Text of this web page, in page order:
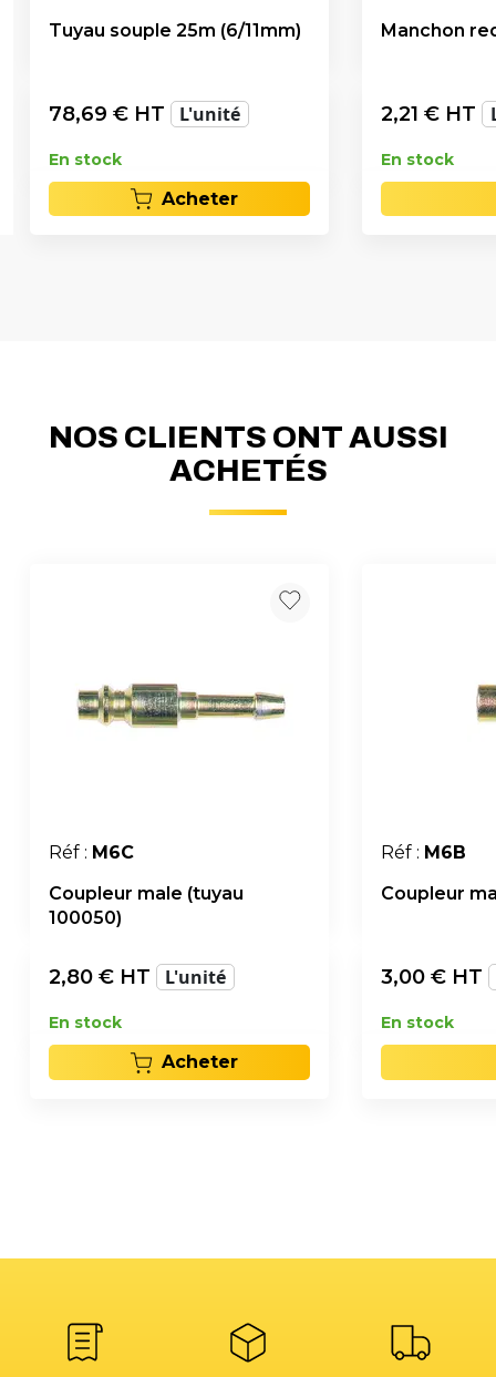
Tuyau souple 25m (6/11mm)
78,69 € HT L'unité
En stock
Acheter
Manchon
2,21 € HT
En stock
NOS CLIENTS ONT AUSSI
ACHETÉS
Réf : M6C
Coupleur male (tuyau
100050)
2,80 € HT L'unité
En stock
Acheter
Réf : M6B
Coupleur
3,00 € HT
En stock